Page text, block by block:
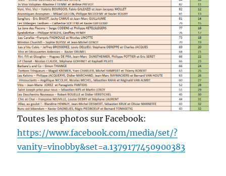
Toutes les photos sur Facebook:
https://www.facebook.com/media/set/?
vanity=vinobby&set=a.1379177450900383